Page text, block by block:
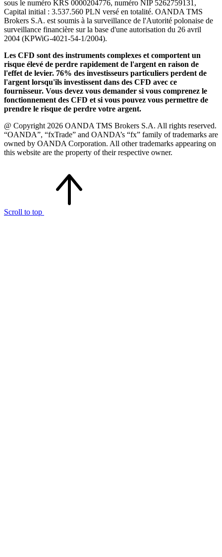
sous le numéro KRS 0000204776, numéro NIP 5262759131,
Capital initial : 3.537.560 PLN versé en totalité. OANDA TMS
Brokers S.A. est soumis à la surveillance de l'Autorité polonaise de
surveillance financière sur la base d'une autorisation du 26 avril
2004 (KPWiG-4021-54-1/2004).
Les CFD sont des instruments complexes et comportent un
risque élevé de perdre rapidement de l'argent en raison de
l'effet de levier. 76% des investisseurs particuliers perdent de
l'argent lorsqu'ils investissent dans des CFD avec ce
fournisseur. Vous devez vous demander si vous comprenez le
fonctionnement des CFD et si vous pouvez vous permettre de
prendre le risque de perdre votre argent.
@ Copyright 2026 OANDA TMS Brokers S.A. All rights reserved.
“OANDA”, “fxTrade” and OANDA’s “fx” family of trademarks are
owned by OANDA Corporation. All other trademarks appearing on
this website are the property of their respective owner.
Scroll to top